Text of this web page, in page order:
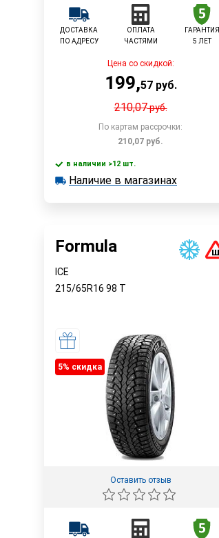
ДОСТАВКА
ПО АДРЕСУ
ОПЛАТА
ЧАСТЯМИ
ГАРАНТИЯ
5 ЛЕТ
Цена со скидкой:
199,57руб.
210,07руб.
По картам рассрочки:
210,07 руб.
В корзину
в наличии >12 шт.
в наличии >12 шт.
Наличие в магазинах
Formula
ICE
215/65R16 98 T
5% cкидка
Оставить отзыв